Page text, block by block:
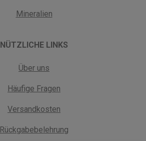
Mineralien
NÜTZLICHE LINKS
Über uns
Häufige Fragen
Versandkosten
Rückgabebelehrung